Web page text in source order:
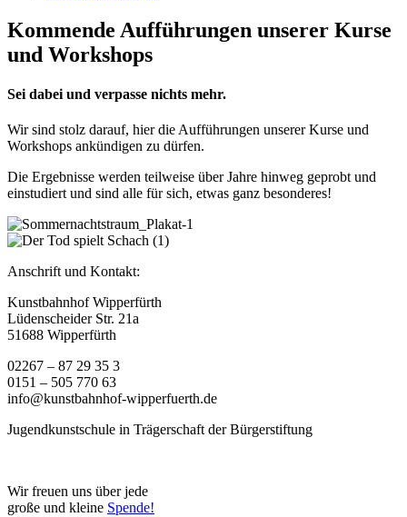
Kommende Aufführungen unserer Kurse
und Workshops
Sei dabei und verpasse nichts mehr.
Wir sind stolz darauf, hier die Aufführungen unserer Kurse und
Workshops ankündigen zu dürfen.
Die Ergebnisse werden teilweise über Jahre hinweg geprobt und
einstudiert und sind alle für sich, etwas ganz besonderes!
Anschrift und Kontakt:
Kunstbahnhof Wipperfürth
Lüdenscheider Str. 21a
51688 Wipperfürth
02267 – 87 29 35 3
0151 – 505 770 63
info@kunstbahnhof-wipperfuerth.de
Jugendkunstschule in Trägerschaft der Bürgerstiftung
Wir freuen uns über jede
große und kleine Spende!